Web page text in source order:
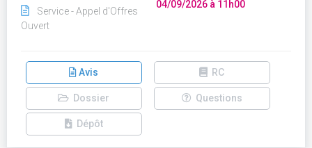
Service - Appel d'Offres
Ouvert
04/09/2026 à 11h00
Avis RC
Dossier Questions
Dépôt